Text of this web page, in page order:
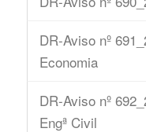
DR-Aviso nº
Economia
DR-Aviso nº
Engª Civil